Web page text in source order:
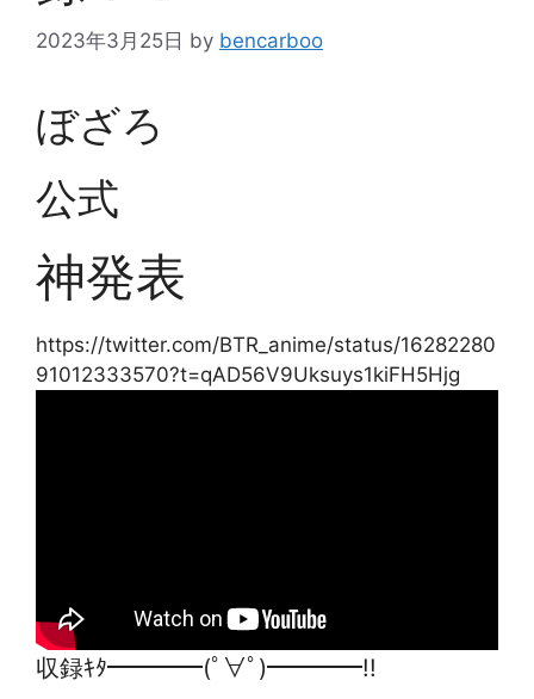
2023年3月25日 by bencarboo
ぼざろ
公式
神発表
https://twitter.com/BTR_anime/status/16282280
91012333570?t=qAD56V9Uksuys1kiFH5Hjg
収録ｷﾀ━━━━(ﾟ∀ﾟ)━━━━!!